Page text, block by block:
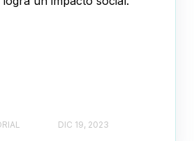
DIC 19, 2023